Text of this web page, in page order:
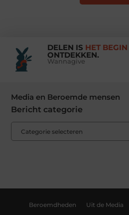
DELEN IS HET BEGIN
ONTDEKKEN.
Wannagive
Media en Beroemde mensen
Bericht categorie
Beroemdheden Uit de Media